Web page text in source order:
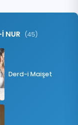
NUR (45)
Derd-i Maişet